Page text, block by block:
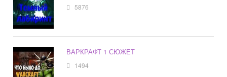
5876
ВАРКРАФТ 1 СЮЖЕТ
1494